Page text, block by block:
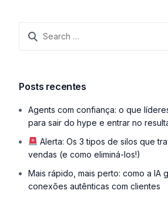
Posts recentes
Agents com confiança: o que
para sair do hype e entrar no
Alerta: Os 3 tipos de silos que
vendas (e como eliminá-los!)
Mais rápido, mais perto: como a IA
conexões autênticas com clientes